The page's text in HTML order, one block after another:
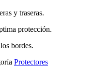
y traseras.
protección.
bordes.
Protectores